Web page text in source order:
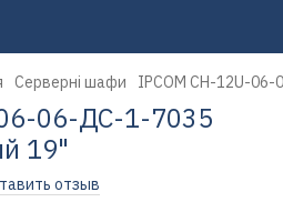
Серверні шафи IPCOM СН-12U-
06-ДС-1-7035
19"
отзыв